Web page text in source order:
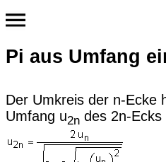
Pi aus Umfang
Der Umkreis der n-Ecke
Umfang u2n des 2n-